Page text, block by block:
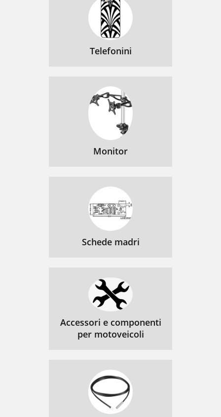
Telefonini
Monitor
Schede madri
Accessori e componenti
per motoveicoli